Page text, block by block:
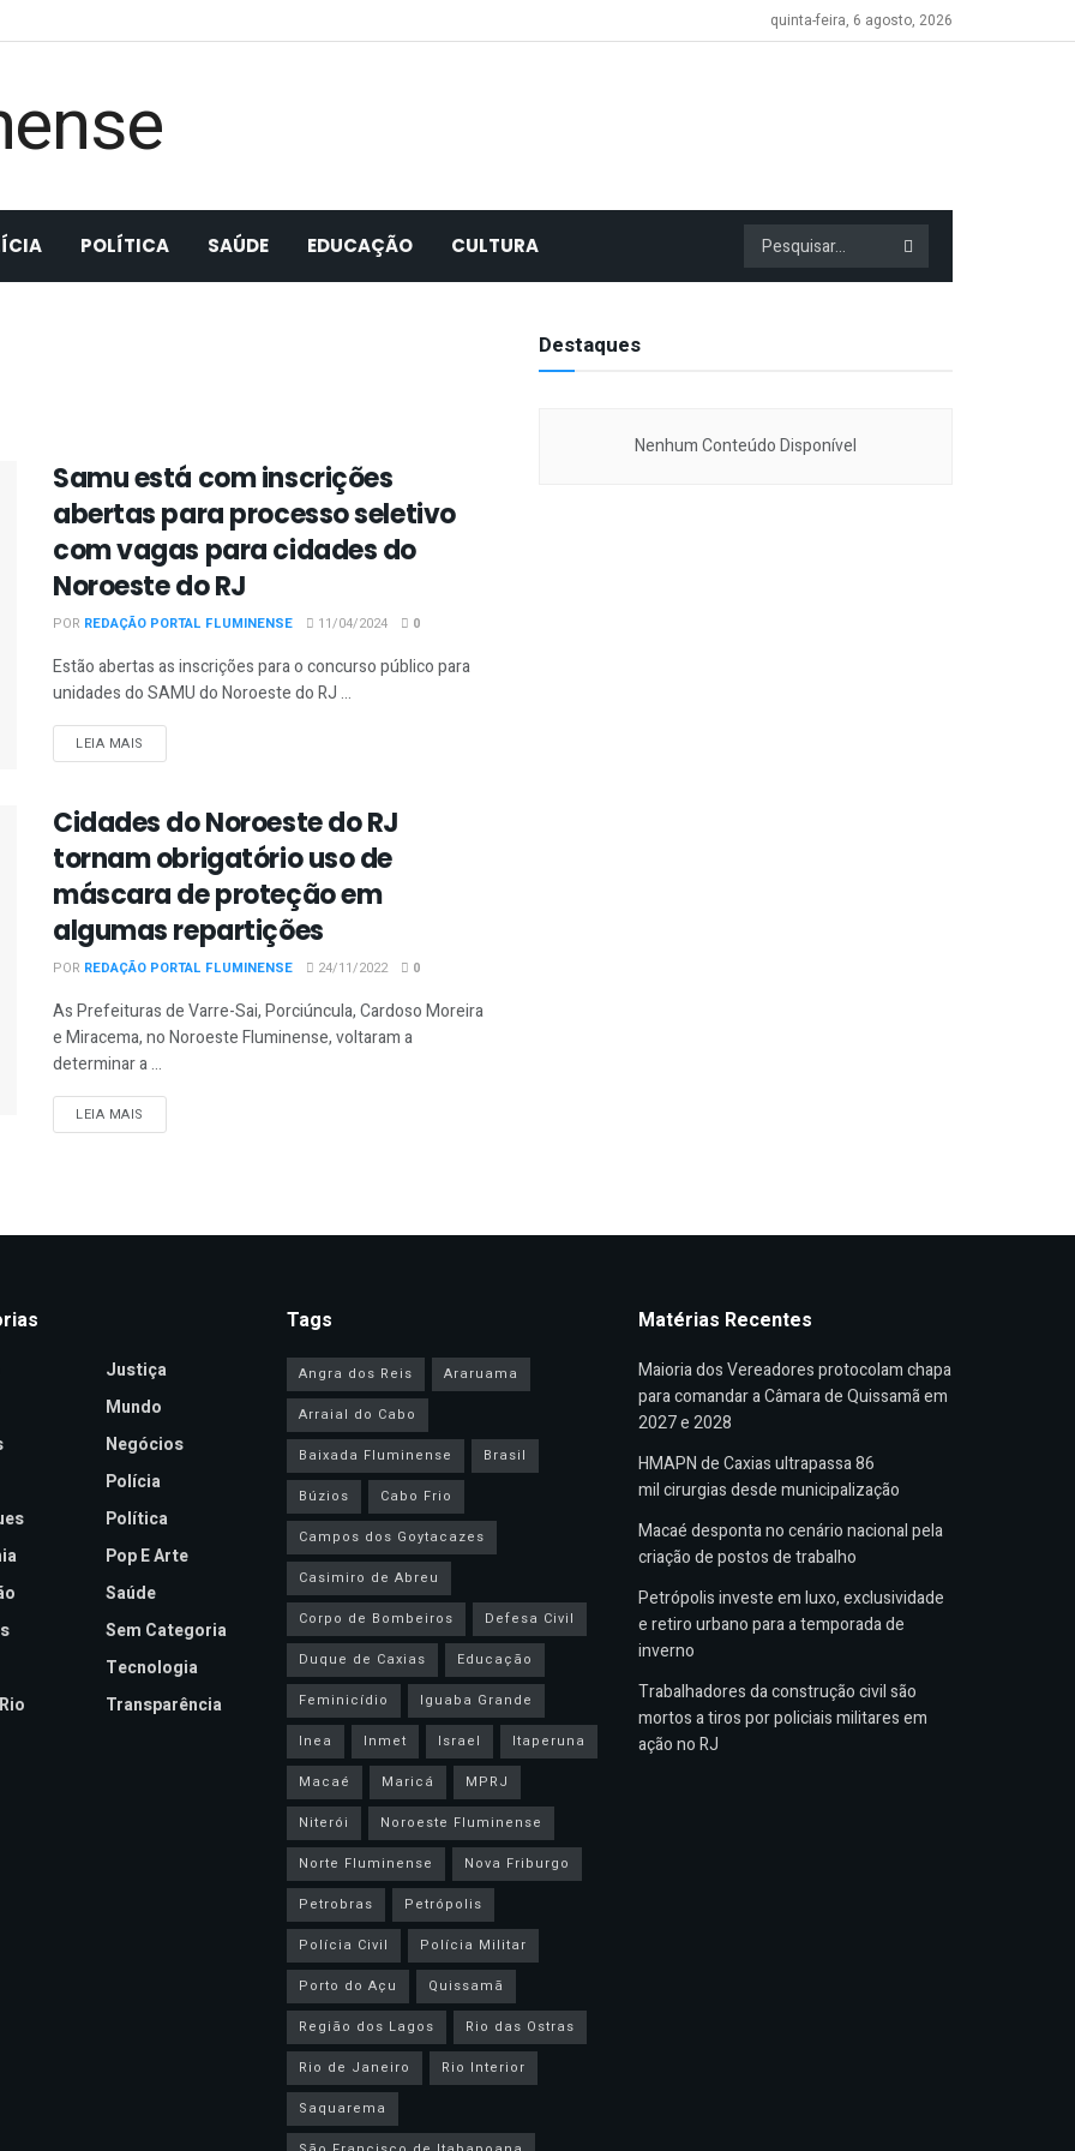
quinta-feira, 6 agosto, 2026
POLÍTICA SAÚDE EDUCAÇÃO CULTURA
Samu está com inscrições
abertas para processo seletivo
com vagas para cidades do
Noroeste do RJ
POR REDAÇÃO PORTAL FLUMINENSE 11/04/2024 0
Estão abertas as inscrições para o concurso público para
unidades do SAMU do Noroeste do RJ ...
LEIA MAIS
Cidades do Noroeste do RJ
tornam obrigatório uso de
máscara de proteção em
algumas repartições
POR REDAÇÃO PORTAL FLUMINENSE 24/11/2022 0
As Prefeituras de Varre-Sai, Porciúncula, Cardoso Moreira
e Miracema, no Noroeste Fluminense, voltaram a
determinar a ...
LEIA MAIS
Destaques
Nenhum Conteúdo Disponível
Justiça
Mundo
Negócios
Polícia
Política
Pop E Arte
Saúde
Sem Categoria
Tecnologia
Transparência
Tags
Angra dos Reis
Araruama
Arraial do Cabo
Baixada Fluminense
Brasil
Búzios
Cabo Frio
Campos dos Goytacazes
Casimiro de Abreu
Corpo de Bombeiros
Defesa Civil
Duque de Caxias
Educação
Feminicídio
Iguaba Grande
Inea
Inmet Israel
Itaperuna
Macaé
Maricá
MPRJ
Niterói
Noroeste Fluminense
Norte Fluminense
Nova Friburgo
Petrobras
Petrópolis
Polícia Civil
Polícia Militar
Porto do Açu
Quissamã
Região dos Lagos
Rio das Ostras
Rio de Janeiro
Rio Interior
Saquarema
Matérias Recentes
Maioria dos Vereadores protocolam chapa
para comandar a Câmara de Quissamã em
2027 e 2028
HMAPN de Caxias ultrapassa 86
mil cirurgias desde municipalização
Macaé desponta no cenário nacional pela
criação de postos de trabalho
Petrópolis investe em luxo, exclusividade
e retiro urbano para a temporada de
inverno
Trabalhadores da construção civil são
mortos a tiros por policiais militares em
ação no RJ